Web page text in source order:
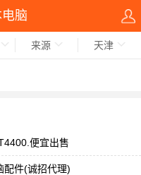
脑
来源 天津
便宜出售
配件(诚招代理)